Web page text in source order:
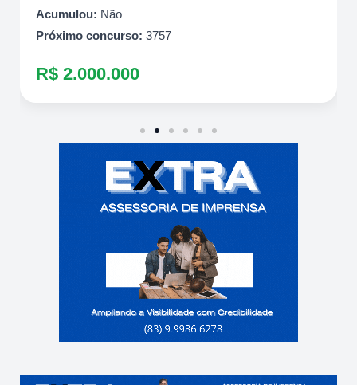
Acumulou: Não
Próximo concurso: 3757
R$ 2.000.000